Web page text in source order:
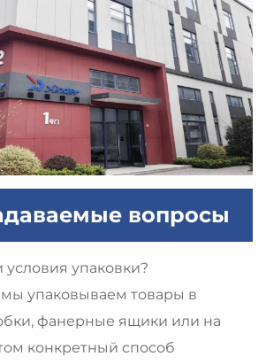
вопросы
условия упаковки?
упаковываем товары в
фанерные ящики или на
конкретный способ